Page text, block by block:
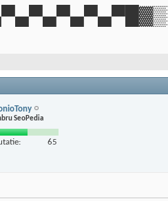
SeoPedia
65